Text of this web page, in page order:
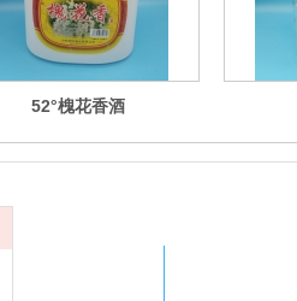
52°槐花香酒